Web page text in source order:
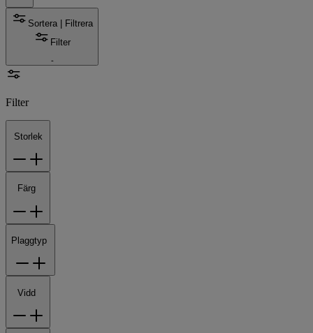
Sortera | Filtrera
Filter
Filter
Storlek
Färg
Plaggtyp
Vidd